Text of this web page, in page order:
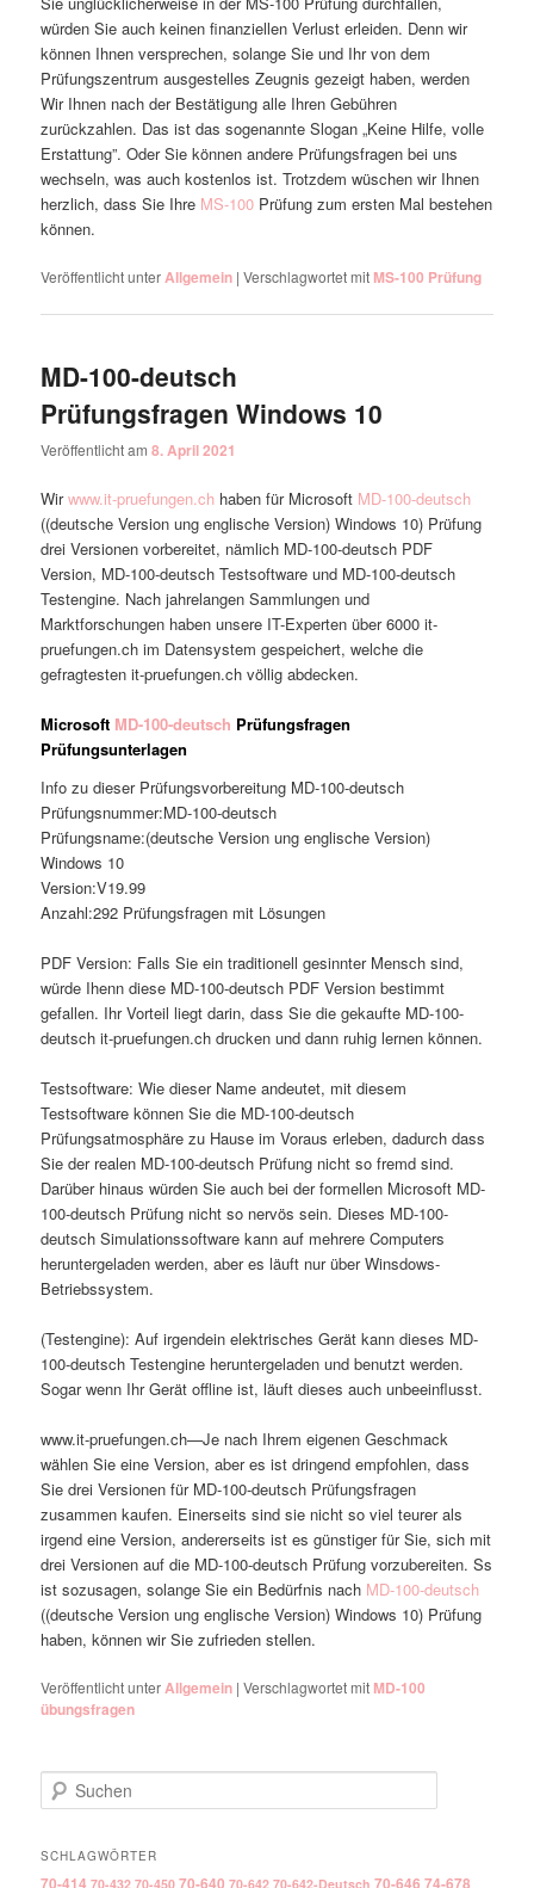
würden Sie auch keinen finanziellen Verlust erleiden. Denn wir
können Ihnen versprechen, solange Sie und Ihr von dem
Prüfungszentrum ausgestelles Zeugnis gezeigt haben, werden
Wir Ihnen nach der Bestätigung alle Ihren Gebühren
zurückzahlen. Das ist das sogenannte Slogan „Keine Hilfe, volle
Erstattung”. Oder Sie können andere Prüfungsfragen bei uns
wechseln, was auch kostenlos ist. Trotzdem wüschen wir Ihnen
herzlich, dass Sie Ihre MS-100 Prüfung zum ersten Mal bestehen
können.
Veröffentlicht unterAllgemein |Verschlagwortet mit MS-100 Prüfung
MD-100-deutsch
Prüfungsfragen Windows 10
Veröffentlicht am8. April 2021
Wirwww.it-pruefungen.ch haben für Microsoft MD-100-deutsch
((deutsche Version ung englische Version) Windows 10) Prüfung
drei Versionen vorbereitet, nämlich MD-100-deutsch PDF
Version, MD-100-deutsch Testsoftware und MD-100-deutsch
Testengine. Nach jahrelangen Sammlungen und
Marktforschungen haben unsere IT-Experten über 6000 it-
pruefungen.ch im Datensystem gespeichert, welche die
gefragtesten it-pruefungen.ch völlig abdecken.
Microsoft MD-100-deutsch Prüfungsfragen
Prüfungsunterlagen
Info zu dieser Prüfungsvorbereitung MD-100-deutsch
Prüfungsnummer:MD-100-deutsch
Prüfungsname:(deutsche Version ung englische Version)
Windows 10
Version:V19.99
Anzahl:292 Prüfungsfragen mit Lösungen
PDF Version: Falls Sie ein traditionell gesinnter Mensch sind,
würde Ihenn diese MD-100-deutsch PDF Version bestimmt
gefallen. Ihr Vorteil liegt darin, dass Sie die gekaufte MD-100-
deutsch it-pruefungen.ch drucken und dann ruhig lernen können.
Testsoftware: Wie dieser Name andeutet, mit diesem
Testsoftware können Sie die MD-100-deutsch
Prüfungsatmosphäre zu Hause im Voraus erleben, dadurch dass
Sie der realen MD-100-deutsch Prüfung nicht so fremd sind.
Darüber hinaus würden Sie auch bei der formellen Microsoft MD-
100-deutsch Prüfung nicht so nervös sein. Dieses MD-100-
deutsch Simulationssoftware kann auf mehrere Computers
heruntergeladen werden, aber es läuft nur über Winsdows-
Betriebssystem.
(Testengine): Auf irgendein elektrisches Gerät kann dieses MD-
100-deutsch Testengine heruntergeladen und benutzt werden.
Sogar wenn Ihr Gerät offline ist, läuft dieses auch unbeeinflusst.
www.it-pruefungen.ch—Je nach Ihrem eigenen Geschmack
wählen Sie eine Version, aber es ist dringend empfohlen, dass
Sie drei Versionen für MD-100-deutsch Prüfungsfragen
zusammen kaufen. Einerseits sind sie nicht so viel teurer als
irgend eine Version, andererseits ist es günstiger für Sie, sich mit
drei Versionen auf die MD-100-deutsch Prüfung vorzubereiten. Ss
ist sozusagen, solange Sie ein Bedürfnis nach MD-100-deutsch
((deutsche Version ung englische Version) Windows 10) Prüfung
haben, können wir Sie zufrieden stellen.
Veröffentlicht unterAllgemein |Verschlagwortet mit MD-100
übungsfragen
Suchen
SCHLAGWÖRTER
70-414 70-432 70-450 70-640 70-642 70-642-Deutsch 70-646 74-678